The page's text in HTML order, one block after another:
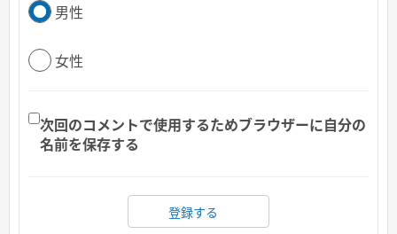
男性
女性
次回のコメントで使用するためブラウザーに自分の
名前を保存する